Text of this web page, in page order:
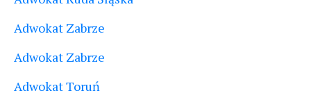
Adwokat Zabrze
Adwokat Zabrze
Adwokat Toruń